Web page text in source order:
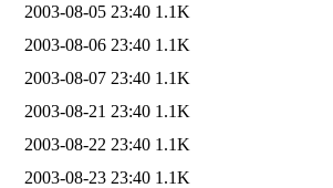
2003-08-05 23:40 1.1K
2003-08-06 23:40 1.1K
2003-08-07 23:40 1.1K
2003-08-21 23:40 1.1K
2003-08-22 23:40 1.1K
2003-08-23 23:40 1.1K